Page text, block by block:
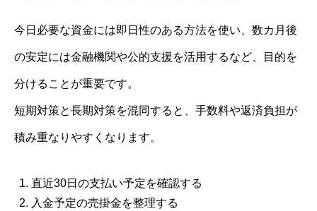
今日必要な資金には即日性のある方法を使い、数カ月後
の安定には金融機関や公的支援を活用するなど、目的を
分けることが重要です。
短期対策と長期対策を混同すると、手数料や返済負担が
積み重なりやすくなります。
直近30日の支払い予定を確認する
入金予定の売掛金を整理する